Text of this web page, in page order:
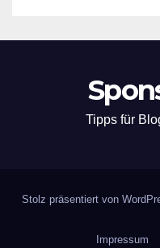
Tipps für
Stolz präsentiert von
Impressum